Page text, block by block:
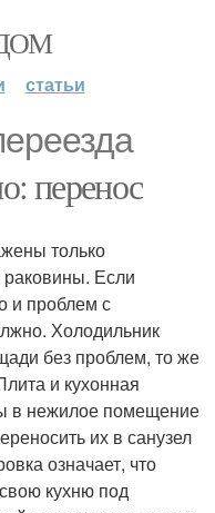
статьи
перенос
только
Если
и проблем с
Холодильник
без проблем, то же
и кухонная
в нежилое помещение
их в санузел
означает, что
кухню под